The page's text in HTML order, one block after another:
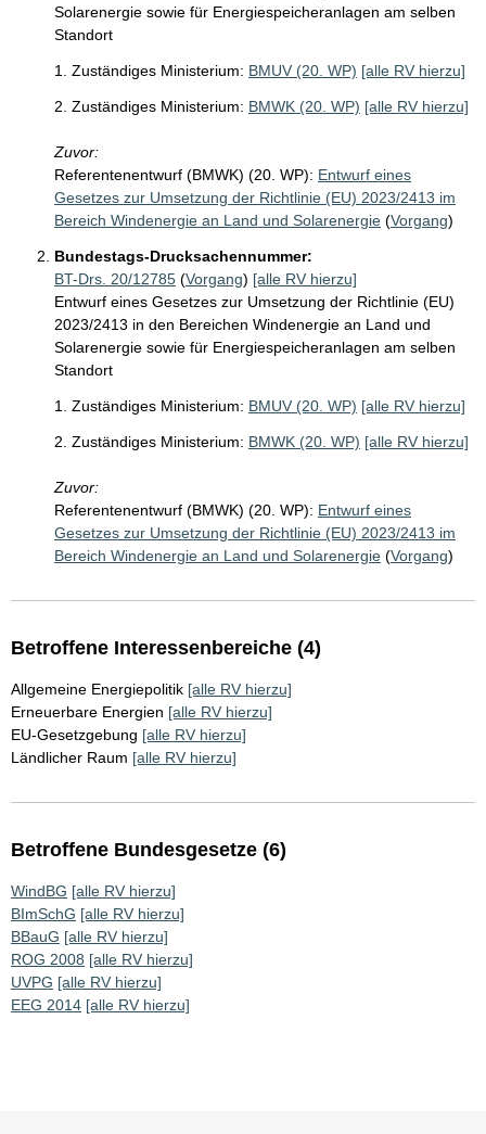
Solarenergie sowie für Energiespeicheranlagen am selben
Standort
1. Zuständiges Ministerium: BMUV (20. WP) [alle RV hierzu]
2. Zuständiges Ministerium: BMWK (20. WP) [alle RV hierzu]
Zuvor:
Referentenentwurf (BMWK) (20. WP): Entwurf eines
Gesetzes zur Umsetzung der Richtlinie (EU) 2023/2413 im
Bereich Windenergie an Land und Solarenergie (Vorgang)
Bundestags-Drucksachennummer:
BT-Drs. 20/12785 (Vorgang) [alle RV hierzu]
Entwurf eines Gesetzes zur Umsetzung der Richtlinie (EU)
2023/2413 in den Bereichen Windenergie an Land und
Solarenergie sowie für Energiespeicheranlagen am selben
Standort
1. Zuständiges Ministerium: BMUV (20. WP) [alle RV hierzu]
2. Zuständiges Ministerium: BMWK (20. WP) [alle RV hierzu]
Zuvor:
Referentenentwurf (BMWK) (20. WP): Entwurf eines
Gesetzes zur Umsetzung der Richtlinie (EU) 2023/2413 im
Bereich Windenergie an Land und Solarenergie (Vorgang)
Betroffene Interessenbereiche (4)
Allgemeine Energiepolitik [alle RV hierzu]
Erneuerbare Energien [alle RV hierzu]
EU-Gesetzgebung [alle RV hierzu]
Ländlicher Raum [alle RV hierzu]
Betroffene Bundesgesetze (6)
WindBG [alle RV hierzu]
BImSchG [alle RV hierzu]
BBauG [alle RV hierzu]
ROG 2008 [alle RV hierzu]
UVPG [alle RV hierzu]
EEG 2014 [alle RV hierzu]